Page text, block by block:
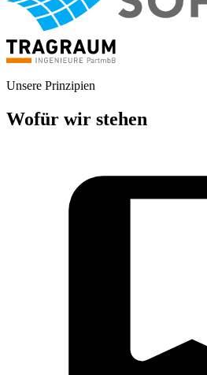
Unsere Prinzipien
Wofür wir stehen